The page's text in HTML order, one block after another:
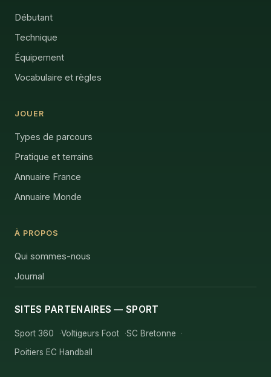
Débutant
Technique
Équipement
Vocabulaire et règles
JOUER
Types de parcours
Pratique et terrains
Annuaire France
Annuaire Monde
À PROPOS
Qui sommes-nous
Journal
SITES PARTENAIRES — SPORT
Sport 360 Voltigeurs Foot
SC Bretonne
Poitiers EC Handball